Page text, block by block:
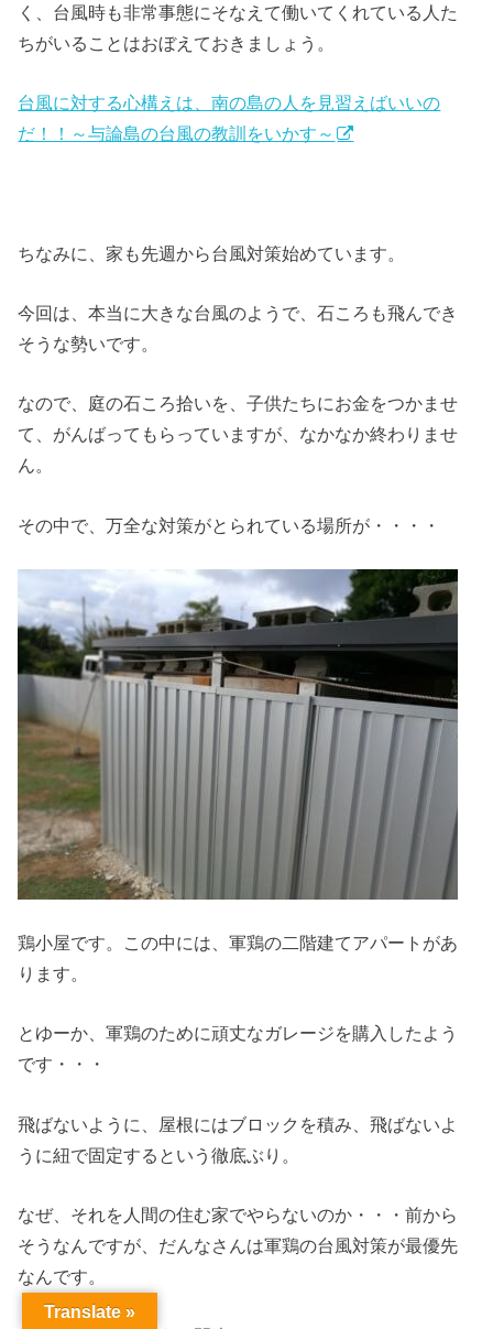
く、台風時も非常事態にそなえて働いてくれている人た
ちがいることはおぼえておきましょう。
台風に対する心構えは、南の島の人を見習えばいいの
だ！！～与論島の台風の教訓をいかす～
ちなみに、家も先週から台風対策始めています。
今回は、本当に大きな台風のようで、石ころも飛んでき
そうな勢いです。
なので、庭の石ころ拾いを、子供たちにお金をつかませ
て、がんばってもらっていますが、なかなか終わりませ
ん。
その中で、万全な対策がとられている場所が・・・・
鶏小屋です。この中には、軍鶏の二階建てアパートがあ
ります。
とゆーか、軍鶏のために頑丈なガレージを購入したよう
です・・・
飛ばないように、屋根にはブロックを積み、飛ばないよ
うに紐で固定するという徹底ぶり。
なぜ、それを人間の住む家でやらないのか・・・前から
そうなんですが、だんなさんは軍鶏の台風対策が最優先
なんです。
Translate »